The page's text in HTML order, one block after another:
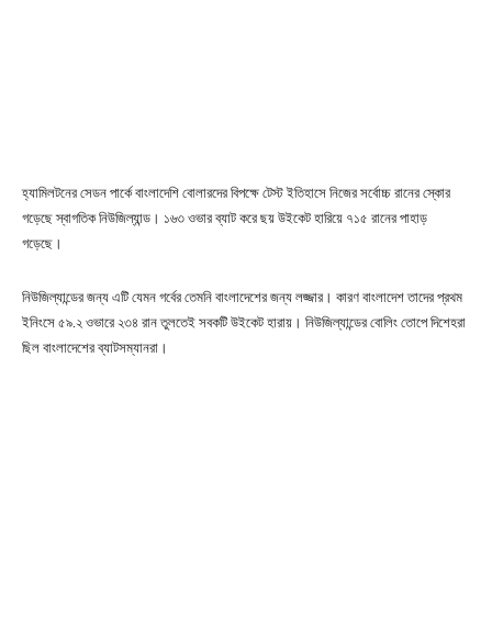
হ্যামিলটনের সেডন পার্কে বাংলাদেশি বোলারদের বিপক্ষে টেস্ট ইতিহাসে নিজের সর্বোচ্চ রানের স্কোর
গড়েছে স্বাগতিক নিউজিল্যান্ড। ১৬৩ ওভার ব্যাট করে ছয় উইকেট হারিয়ে ৭১৫ রানের পাহাড়
গড়েছে।
নিউজিল্যান্ডের জন্য এটি যেমন গর্বের তেমনি বাংলাদেশের জন্য লজ্জার। কারণ বাংলাদেশ তাদের প্রথম
ইনিংসে ৫৯.২ ওভারে ২৩৪ রান তুলতেই সবকটি উইকেট হারায়। নিউজিল্যান্ডের বোলিং তোপে দিশেহরা
ছিল বাংলাদেশের ব্যাটসম্যানরা।